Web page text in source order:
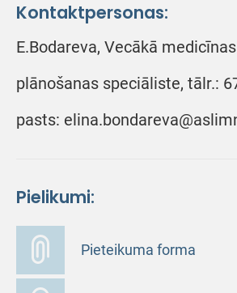
Kontaktpersonas:
E.Bodareva, Vecākā
plānošanas speciāliste, tālr.:
pasts:
Pielikumi:
Pieteikuma forma